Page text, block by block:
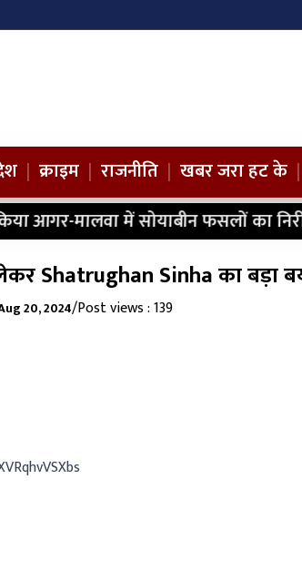
| क्राइम | राजनीति | खबर जरा हट के |
आगर-मालवा में सोयाबीन फसलों का
Shatrughan Sinha का बड़ा
20, 2024/Post views : 139